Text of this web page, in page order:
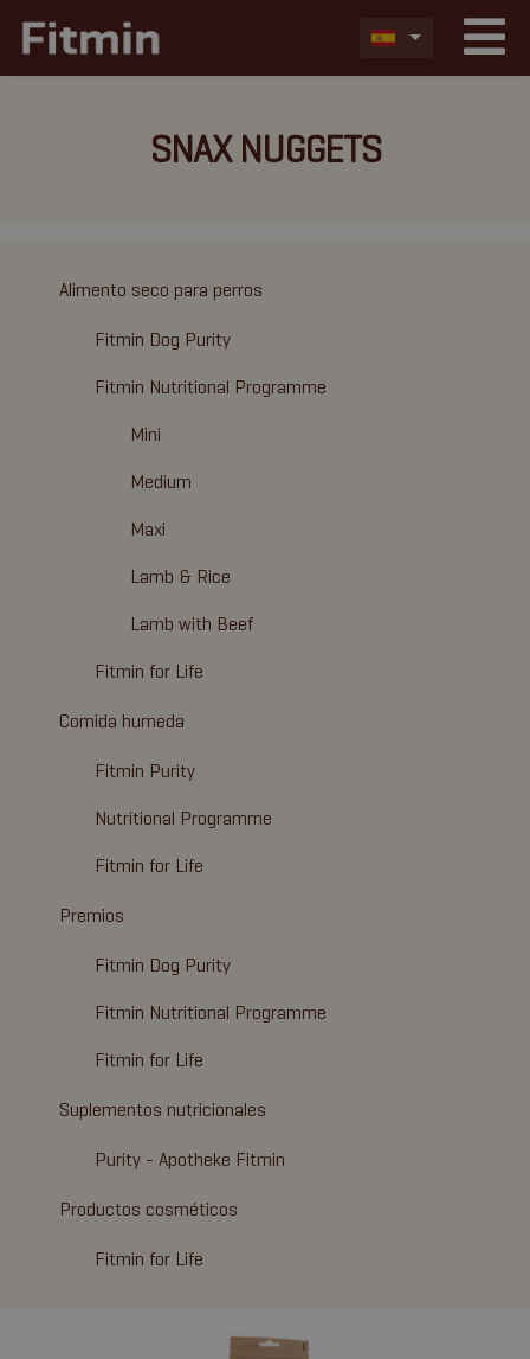
SNAX NUGGETS
Alimento seco para perros
Fitmin Dog Purity
Fitmin Nutritional Programme
Mini
Medium
Maxi
Lamb & Rice
Lamb with Beef
Fitmin for Life
Comida humeda
Fitmin Purity
Nutritional Programme
Fitmin for Life
Premios
Fitmin Dog Purity
Fitmin Nutritional Programme
Fitmin for Life
Suplementos nutricionales
Purity - Apotheke Fitmin
Productos cosméticos
Fitmin for Life